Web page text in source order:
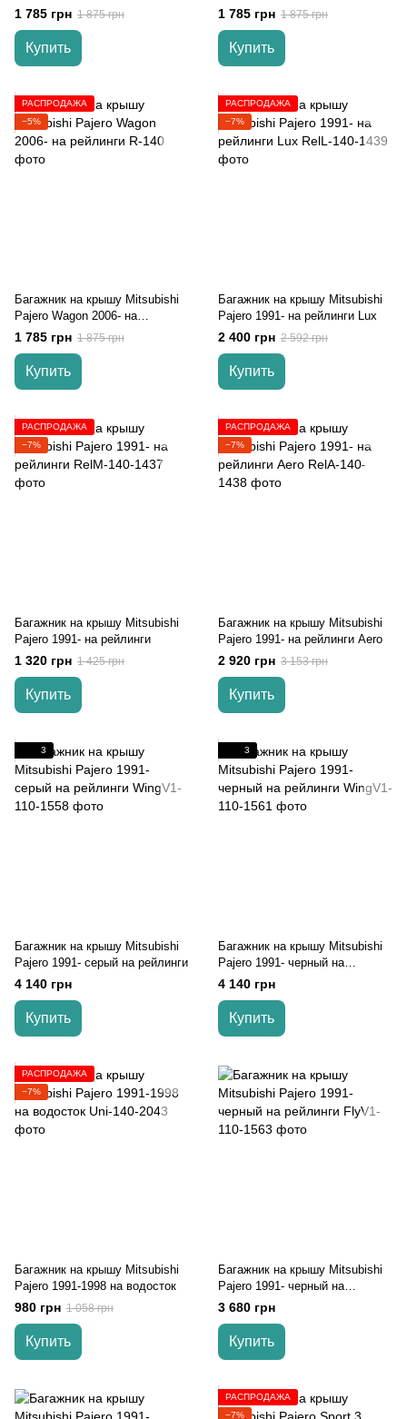
рейлинги
1 785 грн 1 875 грн
Купить
рейлинги
1 785 грн 1 875 грн
Купить
РАСПРОДАЖА
−5%
Багажник на крышу Mitsubishi
Pajero Wagon 2006- на
рейлинги
1 785 грн 1 875 грн
Купить
РАСПРОДАЖА
−7%
Багажник на крышу Mitsubishi
Pajero 1991- на рейлинги Lux
2 400 грн 2 592 грн
Купить
РАСПРОДАЖА
−7%
Багажник на крышу Mitsubishi
Pajero 1991- на рейлинги
1 320 грн 1 425 грн
Купить
РАСПРОДАЖА
−7%
Багажник на крышу Mitsubishi
Pajero 1991- на рейлинги Aero
2 920 грн 3 153 грн
Купить
3
Багажник на крышу Mitsubishi
Pajero 1991- серый на рейлинги
4 140 грн
Купить
3
Багажник на крышу Mitsubishi
Pajero 1991- черный на
рейлинги
4 140 грн
Купить
РАСПРОДАЖА
−7%
Багажник на крышу Mitsubishi
Pajero 1991-1998 на водосток
980 грн 1 058 грн
Купить
Багажник на крышу Mitsubishi
Pajero 1991- черный на
рейлинги
3 680 грн
Купить
РАСПРОДАЖА
−7%